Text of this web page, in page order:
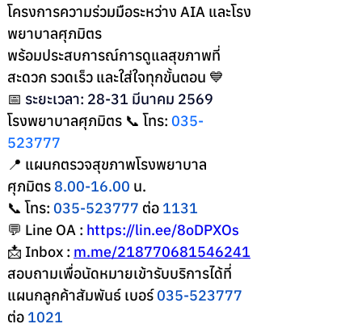
โครงการความร่วมมือระหว่าง AIA และโรง
พยาบาลศุภมิตร
พร้อมประสบการณ์การดูแลสุขภาพที่
สะดวก รวดเร็ว และใส่ใจทุกขั้นตอน 💙
📅 ระยะเวลา: 28-31 มีนาคม 2569
โรงพยาบาลศุภมิตร 📞 โทร: 035-
523777
📍 แผนกตรวจสุขภาพโรงพยาบาล
ศุภมิตร 8.00-16.00 น.
📞 โทร: 035-523777 ต่อ 1131
💬 Line OA : https://lin.ee/8oDPXOs
📩 Inbox : m.me/218770681546241
สอบถามเพื่อนัดหมายเข้ารับบริการได้ที่
แผนกลูกค้าสัมพันธ์ เบอร์ 035-523777
ต่อ 1021